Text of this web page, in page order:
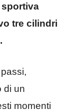
sportiva
tre cilindri
di un
momenti